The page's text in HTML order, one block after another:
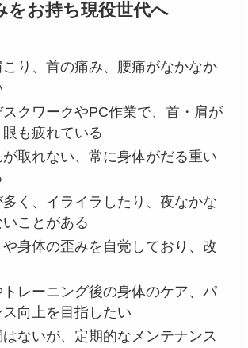
をお持ち現役世代へ
り、首の痛み、腰痛がなかなか
クワークやPC作業で、首・肩が
も疲れている
取れない、常に身体がだる重い
多く、イライラしたり、夜なかな
ことがある
身体の歪みを自覚しており、改
トレーニング後の身体のケア、パ
向上を目指したい
ないが、定期的なメンテナンス